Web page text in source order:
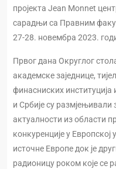
пројекта Jean Monnet
сарадњи са Правним
27-28. новембра 2023.
Првог дана Округлог
академске заједнице,
финасниских институција
и Србије су
актуалности из области
конкуренције у
источне Европе док је
радионицу роком које се